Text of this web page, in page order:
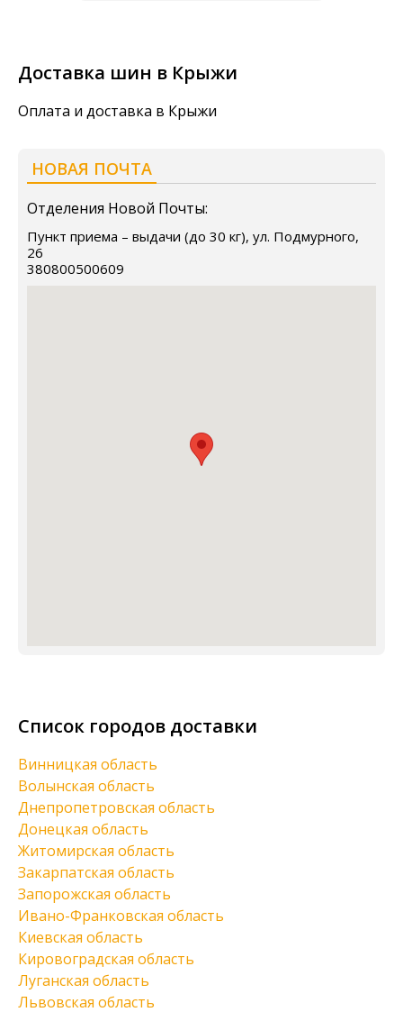
Доставка шин в Крыжи
Оплата и доставка в Крыжи
НОВАЯ ПОЧТА
Отделения Новой Почты:
Пункт приема – выдачи (до 30 кг), ул. Подмурного,
26
380800500609
Список городов доставки
Винницкая область
Волынская область
Днепропетровская область
Донецкая область
Житомирская область
Закарпатская область
Запорожская область
Ивано-Франковская область
Киевская область
Кировоградская область
Луганская область
Львовская область